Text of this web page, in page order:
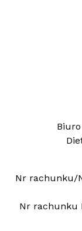
Nr rachunku/
Nr rachunku